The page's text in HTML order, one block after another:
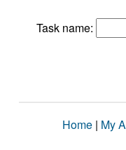
Task name:
Home | My